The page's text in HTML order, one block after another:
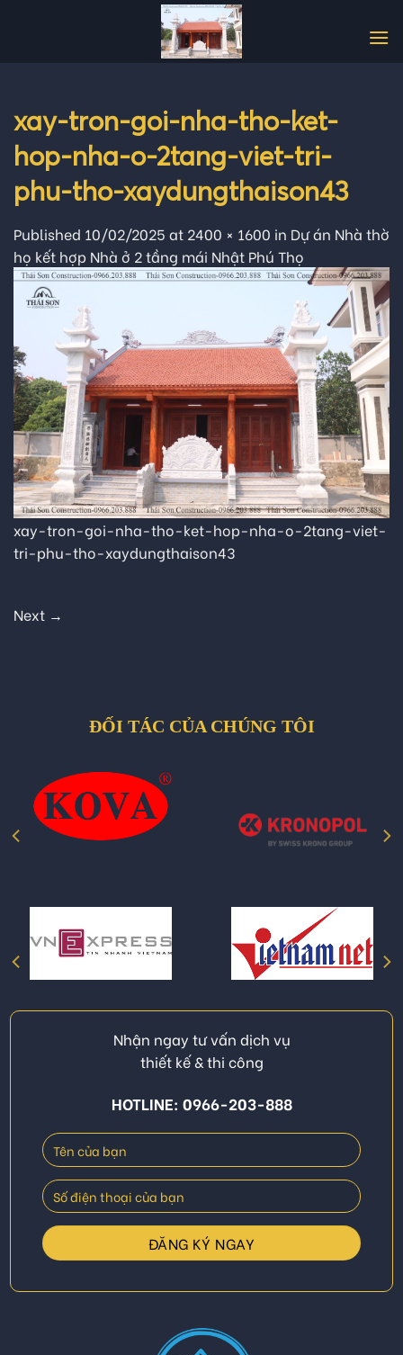
xay-tron-goi-nha-tho-ket-
hop-nha-o-2tang-viet-tri-
phu-tho-xaydungthaison43
Published 10/02/2025 at 2400 × 1600 in Dự án Nhà thờ
họ kết hợp Nhà ở 2 tầng mái Nhật Phú Thọ
xay-tron-goi-nha-tho-ket-hop-nha-o-2tang-viet-
tri-phu-tho-xaydungthaison43
Next →
ĐỐI TÁC CỦA CHÚNG TÔI
Nhận ngay tư vấn dịch vụ
thiết kế & thi công
HOTLINE: 0966-203-888